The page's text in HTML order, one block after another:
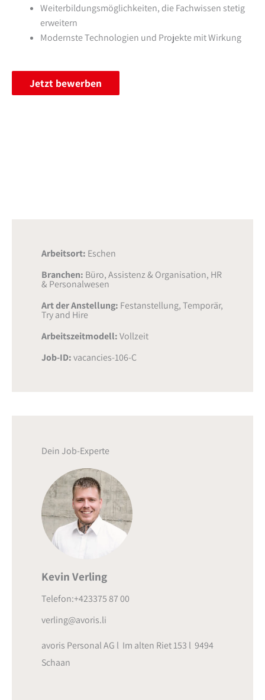
Weiterbildungsmöglichkeiten, die Fachwissen stetig
erweitern
Modernste Technologien und Projekte mit Wirkung
Jetzt bewerben
Arbeitsort: Eschen
Branchen: Büro, Assistenz & Organisation, HR
& Personalwesen
Art der Anstellung: Festanstellung,Temporär,
Try and Hire
Arbeitszeitmodell:Vollzeit
Job-ID:vacancies-106-C
Dein Job-Experte
Kevin Verling
Telefon:+423375 87 00
verling@avoris.li
avoris Personal AG l Im alten Riet 153 l 9494
Schaan